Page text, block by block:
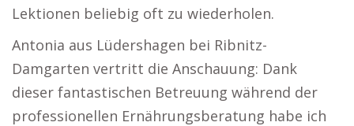
Lektionen beliebig oft zu wiederholen.
Antonia aus Lüdershagen bei Ribnitz-
Damgarten vertritt die Anschauung: Dank
dieser fantastischen Betreuung während der
professionellen Ernährungsberatung habe ich